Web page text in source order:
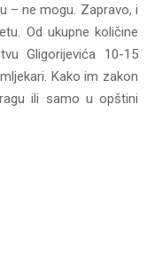
– ne mogu. Zapravo, i
Od ukupne količine
Gligorijevića 10-15
Kako im zakon
ili samo u opštini